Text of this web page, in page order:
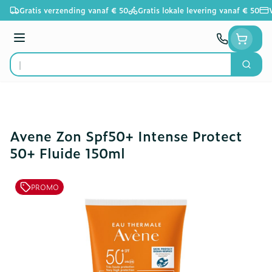
Ga naar de inhoud
Gratis verzending vanaf € 50 Gratis lokale levering vanaf € 50
Menu
Product, merk, categorie...
Zoek
Avene Zon Spf50+ Intense Protect
50+ Fluide 150ml
PROMO